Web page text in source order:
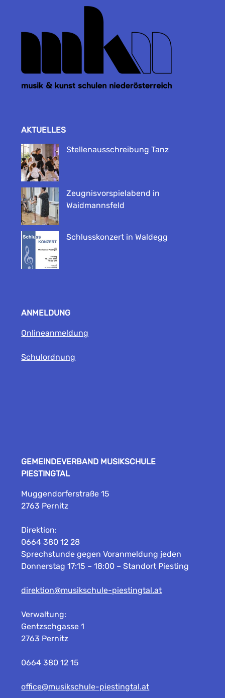
AKTUELLES
Stellenausschreibung Tanz
Zeugnisvorspielabend in
Waidmannsfeld
Schlusskonzert in Waldegg
ANMELDUNG
Onlineanmeldung
Schulordnung
GEMEINDEVERBAND MUSIKSCHULE
PIESTINGTAL
Muggendorferstraße 15
2763 Pernitz
Direktion:
0664 380 12 28
Sprechstunde gegen Voranmeldung jeden
Donnerstag 17:15 – 18:00 – Standort Piesting
direktion@musikschule-piestingtal.at
Verwaltung:
Gentzschgasse 1
2763 Pernitz
0664 380 12 15
office@musikschule-piestingtal.at